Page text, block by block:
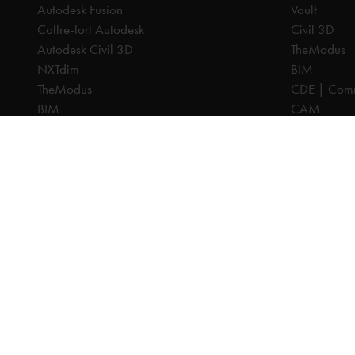
Autodesk Fusion
Coffre-fort Autodesk
Autodesk Civil 3D
NXTdim
TheModus
BIM
Vault
Civil 3D
TheModus
BIM
CDE |
CAM